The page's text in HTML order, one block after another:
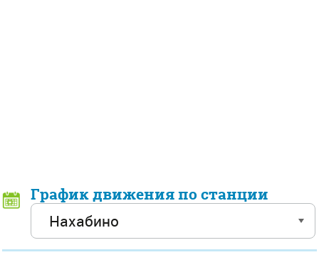
График движения по станции